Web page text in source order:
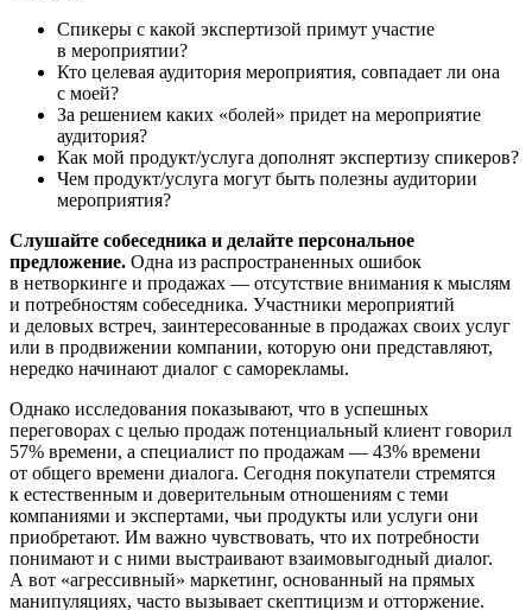
Спикеры с какой экспертизой примут участие
в мероприятии?
Кто целевая аудитория мероприятия, совпадает ли она
с моей?
За решением каких «болей» придет на мероприятие
аудитория?
Как мой продукт/услуга дополнят экспертизу спикеров?
Чем продукт/услуга могут быть полезны аудитории
мероприятия?
Слушайте собеседника и делайте персональное
предложение. Одна из распространенных ошибок
в нетворкинге и продажах — отсутствие внимания к мыслям
и потребностям собеседника. Участники мероприятий
и деловых встреч, заинтересованные в продажах своих услуг
или в продвижении компании, которую они представляют,
нередко начинают диалог с саморекламы.
Однако исследования показывают, что в успешных
переговорах с целью продаж потенциальный клиент говорил
57% времени, а специалист по продажам — 43% времени
от общего времени диалога. Сегодня покупатели стремятся
к естественным и доверительным отношениям с теми
компаниями и экспертами, чьи продукты или услуги они
приобретают. Им важно чувствовать, что их потребности
понимают и с ними выстраивают взаимовыгодный диалог.
А вот «агрессивный» маркетинг, основанный на прямых
манипуляциях, часто вызывает скептицизм и отторжение.